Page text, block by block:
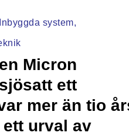
Inbyggda system,
Micron
ett
mer än tio
urval av